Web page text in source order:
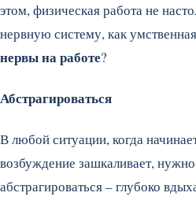
этом, физическая работа не
нервную систему, как
нервы на работе?
Абстрагироваться
В любой ситуации, когда
возбуждение зашкаливает,
абстрагироваться – глубоко